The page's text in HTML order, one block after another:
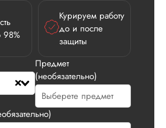
98%
Курируем работу
до и после
защиты
Предмет
(необязательно)
Вид работы:
У нас с другом
заказ на
Нас полностью
устроила стоимость
услуги, наличие